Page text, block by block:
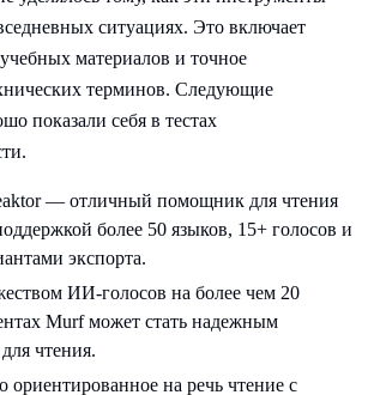
ситуациях. Это включает
материалов и точное
терминов. Следующие
показали себя в тестах
— отличный помощник для чтения
более 50 языков, 15+ голосов и
экспорта.
ИИ-голосов на более чем 20
Murf может стать надежным
чтения.
ориентированное на речь чтение с